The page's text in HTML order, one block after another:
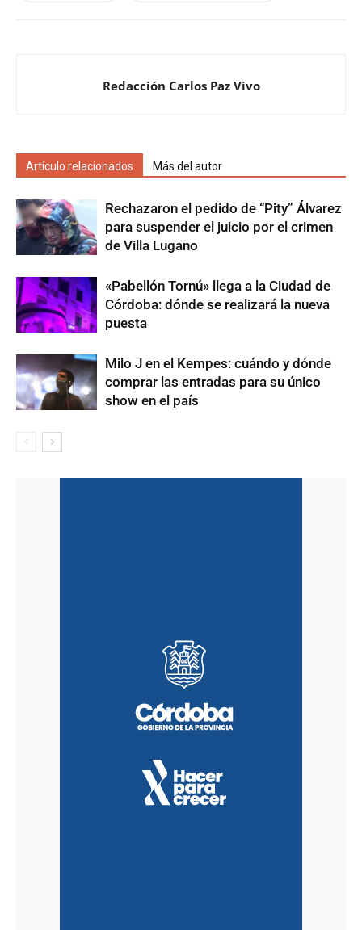
Redacción Carlos Paz Vivo
Artículo relacionados Más del autor
Rechazaron el pedido de “Pity” Álvarez
para suspender el juicio por el crimen
de Villa Lugano
«Pabellón Tornú» llega a la Ciudad de
Córdoba: dónde se realizará la nueva
puesta
Milo J en el Kempes: cuándo y dónde
comprar las entradas para su único
show en el país